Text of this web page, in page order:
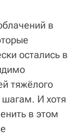
в
остались в
тяжёлого
И хотя
в этом